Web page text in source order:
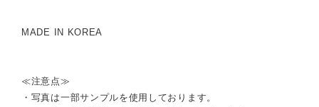
MADE IN KOREA
≪注意点≫
・写真は一部サンプルを使用しております。